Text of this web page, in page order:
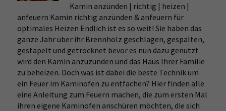
Kamin anzünden | richtig | heizen |
anfeuern Kamin richtig anzünden & anfeuern für
optimales Heizen Endlich ist es so weit! Sie haben das
ganze Jahr über ihr Brennholz geschlagen, gespalten,
gestapelt und getrocknet bevor es nun dazu genutzt
wird den Kamin anzuzünden und das Haus Ihrer Familie
zu beheizen. Doch was ist dabei die beste Technik um
ein Feuer im Kaminofen zu entfachen? Hier finden alle
eine Anleitung zum Feuern machen, die zum ersten Mal
ihren eigene Kaminofen anschüren möchten, die sich